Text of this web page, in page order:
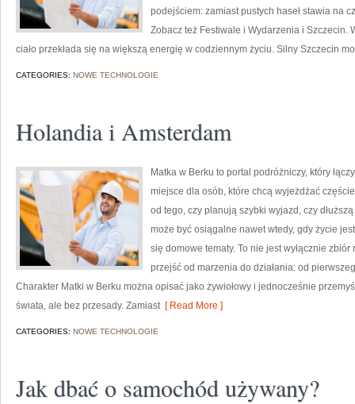
podejściem: zamiast pustych haseł stawia na
Zobacz też Festiwale i Wydarzenia i Szczecin.
ciało przekłada się na większą energię w codziennym życiu. Silny Szczecin
CATEGORIES: NOWE TECHNOLOGIE
Holandia i Amsterdam
Matka w Berku to portal podróżniczy, który
miejsce dla osób, które chcą wyjeżdżać
od tego, czy planują szybki wyjazd, czy
może być osiągalne nawet wtedy, gdy życie
się domowe tematy. To nie jest wyłącznie
przejść od marzenia do działania: od
Charakter Matki w Berku można opisać jako żywiołowy i jednocześnie
świata, ale bez przesady. Zamiast[ Read More ]
CATEGORIES: NOWE TECHNOLOGIE
Jak dbać o samochód używany?